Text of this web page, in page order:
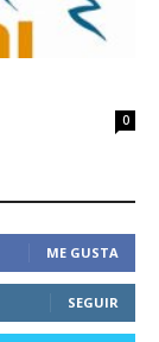
0
ME GUSTA
SEGUIR